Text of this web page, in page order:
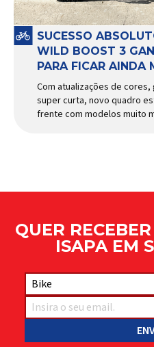
SUCESSO
WILD BOOST 3
PARA FICAR AINDA
Com atualizações de
super curta, novo quadro
frente com modelos muito
QUER
ISAPA EM